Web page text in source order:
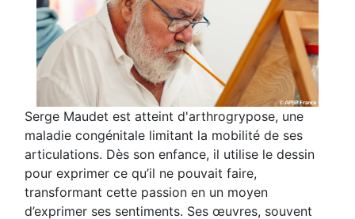
Serge Maudet est atteint d'arthrogrypose, une
maladie congénitale limitant la mobilité de ses
articulations. Dès son enfance, il utilise le dessin
pour exprimer ce qu’il ne pouvait faire,
transformant cette passion en un moyen
d’exprimer ses sentiments. Ses œuvres, souvent